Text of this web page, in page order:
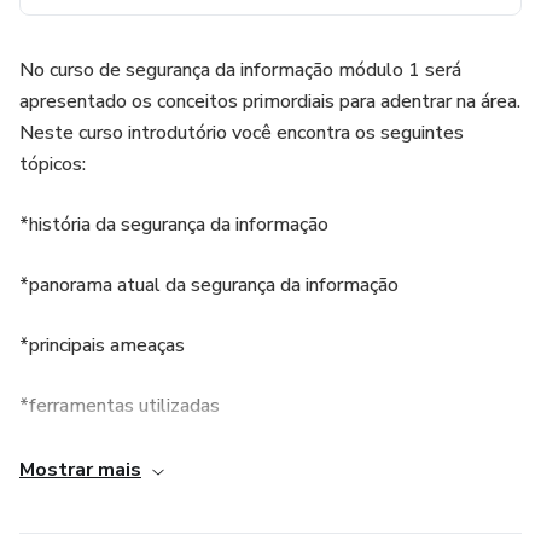
No curso de segurança da informação módulo 1 será
apresentado os conceitos primordiais para adentrar na área.
Neste curso introdutório você encontra os seguintes
tópicos:
*história da segurança da informação
*panorama atual da segurança da informação
*principais ameaças
*ferramentas utilizadas
*introdução a ambientes e terminais
*o que o Google sabe sobre você?
Mostrar mais